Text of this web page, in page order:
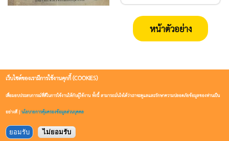
หน้าตัวอย่าง
เว็บไซต์ของเรามีการใช้งานคุกกี้ (COOKIES)
เพื่อมอบประสบการณ์ที่ดีในการใช้งานให้กับผู้ใช้งาน ทั้งนี้ สามารถมั่นใจได้ว่าเราจะดูแลและรักษาความปลอดภัยข้อมูลของท่านเป็น
อย่างดี |นโยบายการคุ้มครองข้อมูลส่วนบุคคล
ยอมรับ ไม่ยอมรับ